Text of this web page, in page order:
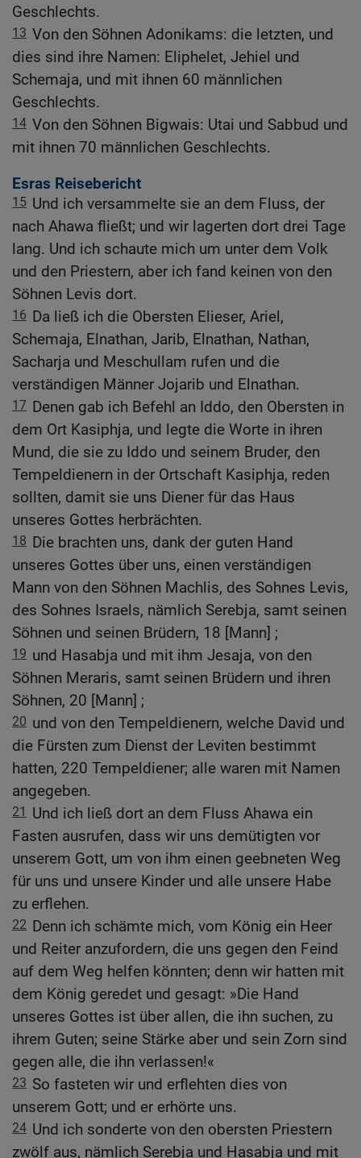
Geschlechts.
13 Von den Söhnen Adonikams: die letzten, und
dies sind ihre Namen: Eliphelet, Jehiel und
Schemaja, und mit ihnen 60 männlichen
Geschlechts.
14 Von den Söhnen Bigwais: Utai und Sabbud und
mit ihnen 70 männlichen Geschlechts.
Esras Reisebericht
15 Und ich versammelte sie an dem Fluss, der
nach Ahawa fließt; und wir lagerten dort drei Tage
lang. Und ich schaute mich um unter dem Volk
und den Priestern, aber ich fand keinen von den
Söhnen Levis dort.
16 Da ließ ich die Obersten Elieser, Ariel,
Schemaja, Elnathan, Jarib, Elnathan, Nathan,
Sacharja und Meschullam rufen und die
verständigen Männer Jojarib und Elnathan.
17 Denen gab ich Befehl an Iddo, den Obersten in
dem Ort Kasiphja, und legte die Worte in ihren
Mund, die sie zu Iddo und seinem Bruder, den
Tempeldienern in der Ortschaft Kasiphja, reden
sollten, damit sie uns Diener für das Haus
unseres Gottes herbrächten.
18 Die brachten uns, dank der guten Hand
unseres Gottes über uns, einen verständigen
Mann von den Söhnen Machlis, des Sohnes Levis,
des Sohnes Israels, nämlich Serebja, samt seinen
Söhnen und seinen Brüdern, 18 [Mann] ;
19 und Hasabja und mit ihm Jesaja, von den
Söhnen Meraris, samt seinen Brüdern und ihren
Söhnen, 20 [Mann] ;
20 und von den Tempeldienern, welche David und
die Fürsten zum Dienst der Leviten bestimmt
hatten, 220 Tempeldiener; alle waren mit Namen
angegeben.
21
Und ich ließ dort an dem Fluss Ahawa ein
Fasten ausrufen, dass wir uns demütigten vor
unserem Gott, um von ihm einen geebneten Weg
für uns und unsere Kinder und alle unsere Habe
zu erflehen.
22 Denn ich schämte mich, vom König ein Heer
und Reiter anzufordern, die uns gegen den Feind
auf dem Weg helfen könnten; denn wir hatten mit
dem König geredet und gesagt: »Die Hand
unseres Gottes ist über allen, die ihn suchen, zu
ihrem Guten; seine Stärke aber und sein Zorn sind
gegen alle, die ihn verlassen!«
23 So fasteten wir und erflehten dies von
unserem Gott; und er erhörte uns.
24 Und ich sonderte von den obersten Priestern
zwölf aus, nämlich Serebja und Hasabja und mit